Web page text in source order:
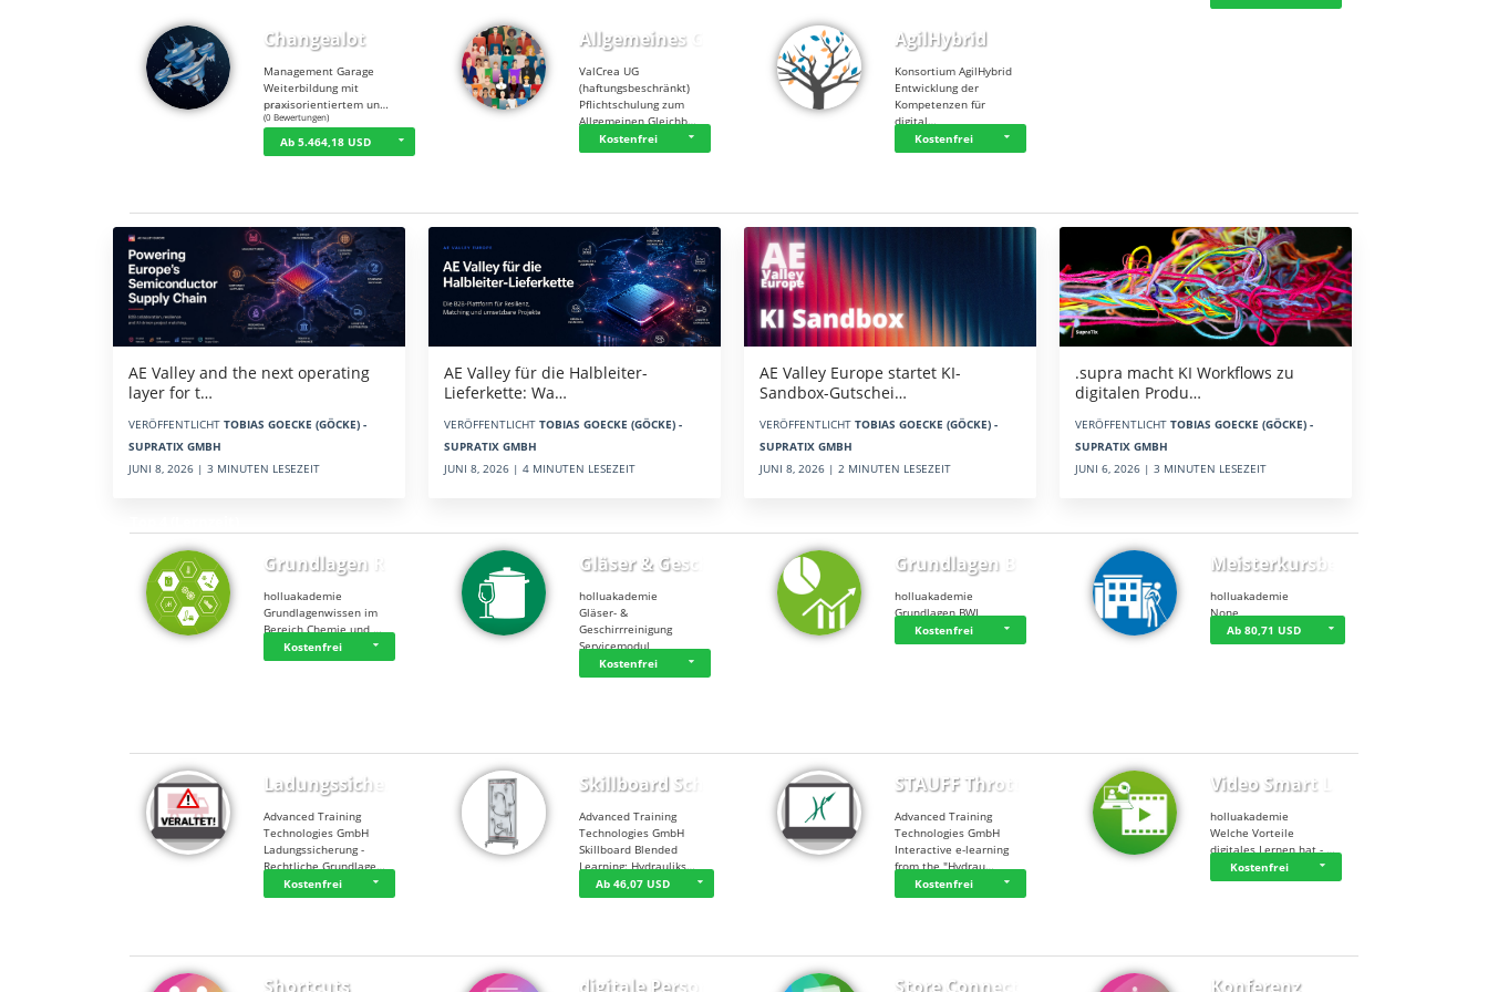
Changealot
Management Garage
Weiterbildung mit
praxisorientiertem un…
☆☆☆ ☆☆
(0 Bewertungen)
Ab 5.464,18 USD
Allgemeines Gle…
ValCrea UG
(haftungsbeschränkt)
Pflichtschulung zum
Allgemeinen Gleichb…
Kostenfrei
AgilHybrid
Konsortium AgilHybrid
Entwicklung der
Kompetenzen für
digital…
Kostenfrei
AE Valley and the next operating
layer for t…
VERÖFFENTLICHT TOBIAS GOECKE (GÖCKE) -
SUPRATIX GMBH
JUNI 8, 2026 | 3 MINUTEN LESEZEIT
AE Valley für die Halbleiter-
Lieferkette: Wa…
VERÖFFENTLICHT TOBIAS GOECKE (GÖCKE) -
SUPRATIX GMBH
JUNI 8, 2026 | 4 MINUTEN LESEZEIT
AE Valley Europe startet KI-
Sandbox-Gutschei…
VERÖFFENTLICHT TOBIAS GOECKE (GÖCKE) -
SUPRATIX GMBH
JUNI 8, 2026 | 2 MINUTEN LESEZEIT
.supra macht KI Workflows zu
digitalen Produ…
VERÖFFENTLICHT TOBIAS GOECKE (GÖCKE) -
SUPRATIX GMBH
JUNI 6, 2026 | 3 MINUTEN LESEZEIT
Grundlagen Rein…
holluakademie
Grundlagenwissen im
Bereich Chemie und …
Kostenfrei
Gläser & Geschi…
holluakademie
Gläser- &
Geschirrreinigung
Servicemodul
Kostenfrei
Grundlagen BWL
holluakademie
Grundlagen BWL
Kostenfrei
Meisterkursbegl…
holluakademie
None
Ab 80,71 USD
Ladungssicherung
Advanced Training
Technologies GmbH
Ladungssicherung -
Rechtliche Grundlage…
Kostenfrei
Skillboard Schl…
Advanced Training
Technologies GmbH
Skillboard Blended
Learning: Hydrauliks…
Ab 46,07 USD
STAUFF Throttle…
Advanced Training
Technologies GmbH
Interactive e-learning
from the "Hydrau…
Kostenfrei
Video Smart Lea…
holluakademie
Welche Vorteile
digitales Lernen hat - …
Kostenfrei
Shortcuts digitale Person… Store Connect Konferenz